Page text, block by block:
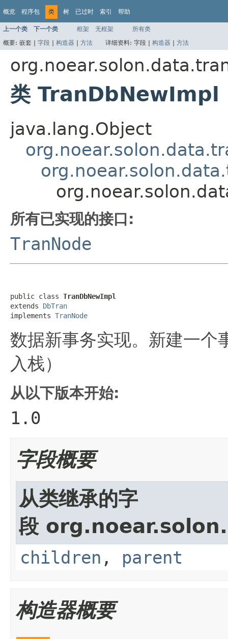
概览 程序包 类 树 已过时 索引 帮助
上一个类 下一个类 框架 无框架
所有类
概要: 嵌套 | 字段 | 构造器 | 方法 详细资料: 字段 | 构造器 | 方法
类 TranDbNewImpl
java.lang.Object
所有已实现的接口:
TranNode
public class TranDbNewImpl
extends DbTran
implements TranNode
数据新事务实现。新建一个
入栈）
从以下版本开始:
1.0
字段概要
从类继承的字
段
children , parent
构造器概要